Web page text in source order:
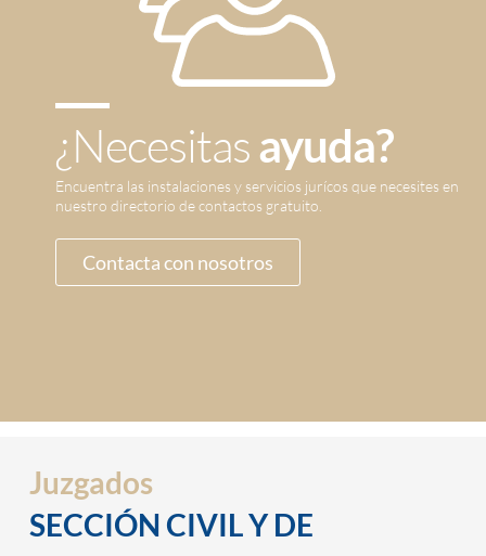
¿Necesitasayuda?
Encuentra las instalaciones y servicios jurícos que necesites en
nuestro directorio de contactos gratuito.
Contacta con nosotros
Juzgados
SECCIÓN CIVIL Y DE